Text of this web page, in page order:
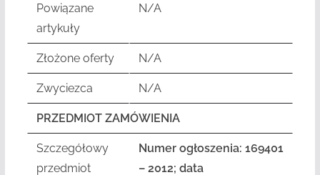
Powiązane
artykuły
N/A
Złożone oferty N/A
Zwyciezca N/A
PRZEDMIOT ZAMÓWIENIA
Szczegółowy
przedmiot
Numer ogłoszenia: 169401
– 2012; data